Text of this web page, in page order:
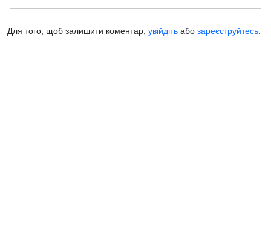
Для того, щоб залишити коментар, увійдіть або зареєструйтесь